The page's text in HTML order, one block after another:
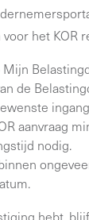
het KOR
Mijn
de
aanvraag
nodig.
hebt,